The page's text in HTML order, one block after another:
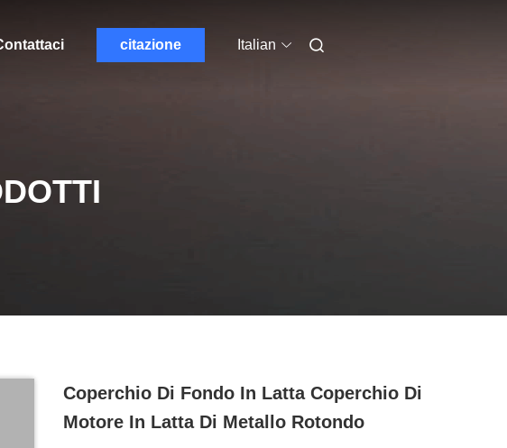
citazione Italian
Coperchio Di Fondo In Latta Coperchio Di
Motore In Latta Di Metallo Rotondo